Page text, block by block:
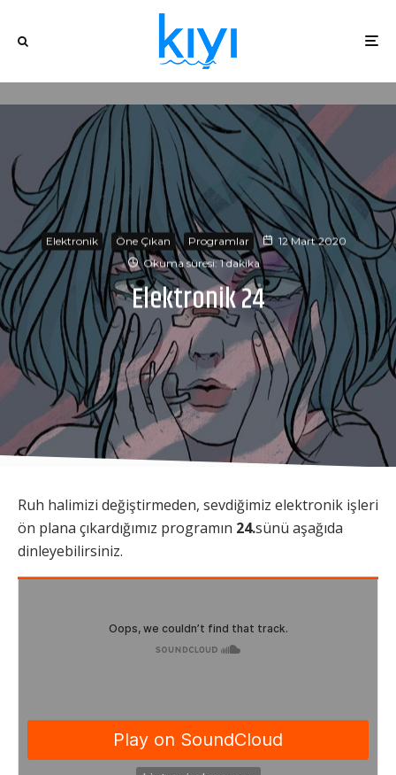
Elektronik Öne Çıkan Programlar
12 Mart 2020
Okuma süresi: 1 dakika
Elektronik 24
Ruh halimizi değiştirmeden, sevdiğimiz elektronik işleri
ön plana çıkardığımız programın 24.sünü aşağıda
dinleyebilirsiniz.